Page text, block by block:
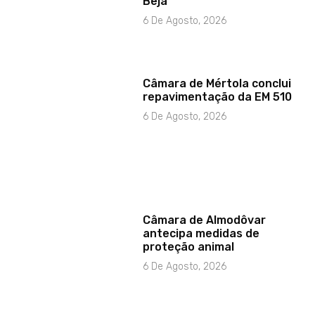
6 De Agosto, 2026
Câmara de Mértola conclui
repavimentação da EM 510
6 De Agosto, 2026
Câmara de Almodôvar
antecipa medidas de
proteção animal
6 De Agosto, 2026